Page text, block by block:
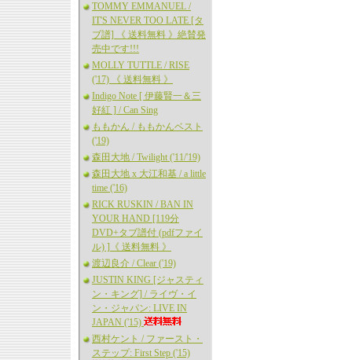
TOMMY EMMANUEL /
IT'S NEVER TOO LATE [タ
ブ譜] 《 送料無料 》絶賛発
売中です!!!
MOLLY TUTTLE / RISE
('17) 《 送料無料 》
Indigo Note [ 伊藤賢一＆三
好紅 ] / Can Sing
ももかん / ももかんベスト
('19)
森田大地 / Twilight ('11/'19)
森田大地 x 大江和基 / a little
time ('16)
RICK RUSKIN / BAN IN
YOUR HAND [119分
DVD+タブ譜付 (pdfファイ
ル) ]《 送料無料 》
渡辺良介 / Clear ('19)
JUSTIN KING [ジャスティ
ン・キング] / ライヴ・イ
ン・ジャパン: LIVE IN
JAPAN ('15)
西村ケント / ファースト・
ステップ: First Step ('15)